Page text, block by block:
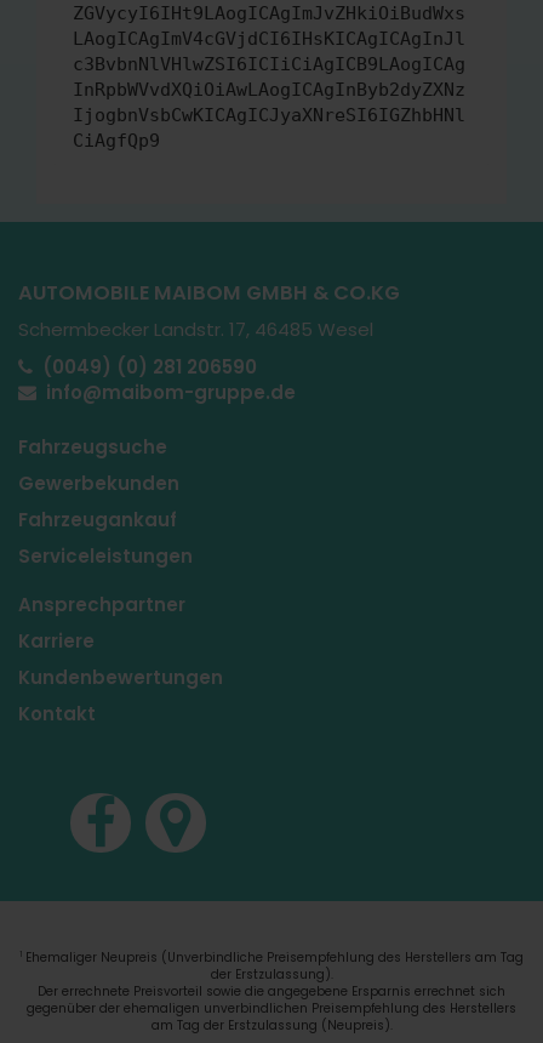
ZGVycyI6IHt9LAogICAgImJvZHkiOiBudWxs
LAogICAgImV4cGVjdCI6IHsKICAgICAgInJl
c3BvbnNlVHlwZSI6ICIiCiAgICB9LAogICAg
InRpbWVvdXQiOiAwLAogICAgInByb2dyZXNz
IjogbnVsbCwKICAgICJyaXNreSI6IGZhbHNl
CiAgfQp9
AUTOMOBILE MAIBOM GMBH & CO.KG
Schermbecker Landstr. 17, 46485 Wesel
(0049) (0) 281 206590
info@maibom-gruppe.de
Fahrzeugsuche
Gewerbekunden
Fahrzeugankauf
Serviceleistungen
Ansprechpartner
Karriere
Kundenbewertungen
Kontakt
1 Ehemaliger Neupreis (Unverbindliche Preisempfehlung des Herstellers am Tag
der Erstzulassung).
Der errechnete Preisvorteil sowie die angegebene Ersparnis errechnet sich
gegenüber der ehemaligen unverbindlichen Preisempfehlung des Herstellers
am Tag der Erstzulassung (Neupreis).